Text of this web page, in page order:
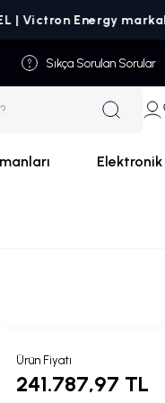
Sıkça Sorulan Sorular
Energy markalı
Ürün Fiyatı
241.787,97 TL